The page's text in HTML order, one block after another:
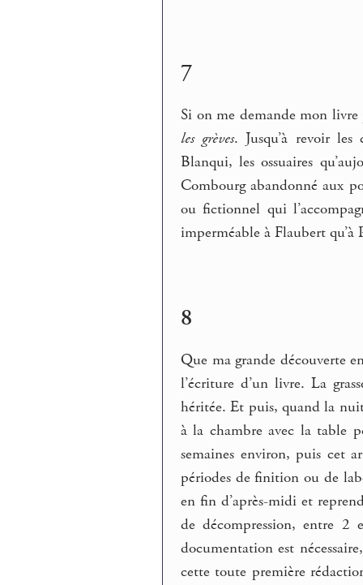
7
Si on me demande mon
les grèves. Jusqu’à revoir
Blanqui, les ossuaires
Combourg abandonné aux
ou fictionnel qui
imperméable à Flaubert qu’à
8
Que ma grande découverte
l’écriture d’un livre. La
héritée. Et puis, quand la
à la chambre avec la table
semaines environ, puis cet
périodes de finition ou de
en fin d’après-midi et
de décompression, entre
documentation est
cette toute première